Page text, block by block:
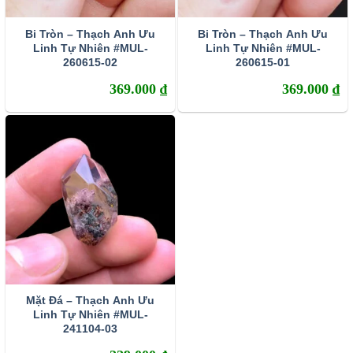
Các bạn nữ có thể trạng yếu hay ốm đau có thể đeo vòng thạch
anh ưu linh tăng sức đề kháng
– Không những thế, đá thạch anh rêu còn được coi là một
trầm uất. Giúp người dùng có thể tăng khả năng tập trung
có một đầu óc sáng suốt, nâng cao hiệu quả công việc
cũng như trong cuộc sống hàng ngày.
Bi Tròn – Thạch Anh Ưu
Linh Tự Nhiên #MUL-
260615-02
369.000 ₫
Bi Tròn – Thạch Anh Ưu
Linh Tự Nhiên #MUL-
260615-01
369.000 ₫
Mặt Đá – Thạch Anh Ưu
Linh Tự Nhiên #MUL-
241104-03